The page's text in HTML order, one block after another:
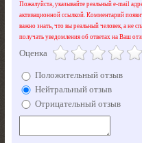
Пожалуйста, указывайте реальный e-mail
активационной ссылкой. Комментарий
важно знать, что вы реальный человек, а не
получать уведомления об ответах на Ваш
Оценка
Положительный отзыв
Нейтральный отзыв
Отрицательный отзыв